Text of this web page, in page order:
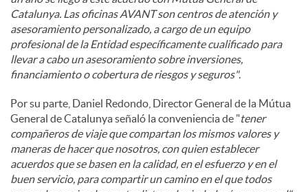
Catalunya. Las oficinas AVANT son centros de atención y
asesoramiento personalizado, a cargo de un equipo
profesional de la Entidad específicamente cualificado para
llevar a cabo un asesoramiento sobre inversiones,
financiamiento o cobertura de riesgos y seguros".
Por su parte, Daniel Redondo, Director General de la Mútua
General de Catalunya señaló la conveniencia de "tener
compañeros de viaje que compartan los mismos valores y
maneras de hacer que nosotros, con quien establecer
acuerdos que se basen en la calidad, en el esfuerzo y en el
buen servicio, para compartir un camino en el que todos